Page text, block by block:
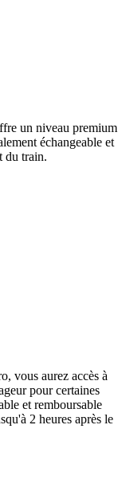
un niveau premium
échangeable et
du train.
vous aurez accès à
pour certaines
et remboursable
2 heures après le